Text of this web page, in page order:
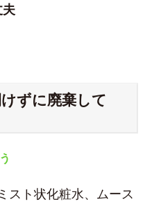
夫
ずに廃棄して
スト状化粧水、ムース